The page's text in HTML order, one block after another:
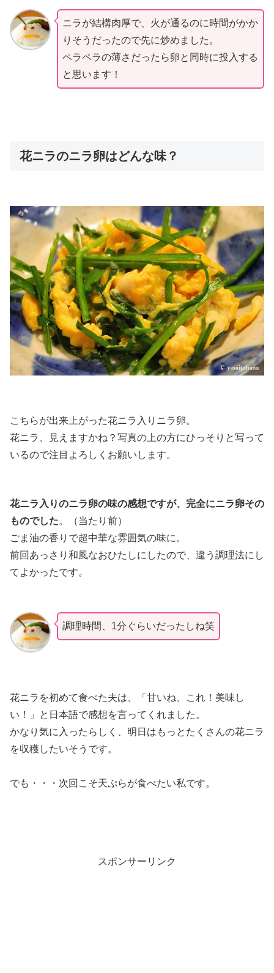
ニラが結構肉厚で、火が通るのに時間がかか
りそうだったので先に炒めました。
ペラペラの薄さだったら卵と同時に投入する
と思います！
花ニラのニラ卵はどんな味？
こちらが出来上がった花ニラ入りニラ卵。
花ニラ、見えますかね？写真の上の方にひっそりと写って
いるので注目よろしくお願いします。
花ニラ入りのニラ卵の味の感想ですが、完全にニラ卵その
ものでした。（当たり前）
ごま油の香りで超中華な雰囲気の味に。
前回あっさり和風なおひたしにしたので、違う調理法にし
てよかったです。
調理時間、1分ぐらいだったしね笑
花ニラを初めて食べた夫は、「甘いね、これ！美味し
い！」と日本語で感想を言ってくれました。
かなり気に入ったらしく、明日はもっとたくさんの花ニラ
を収穫したいそうです。
でも・・・次回こそ天ぷらが食べたい私です。
スポンサーリンク